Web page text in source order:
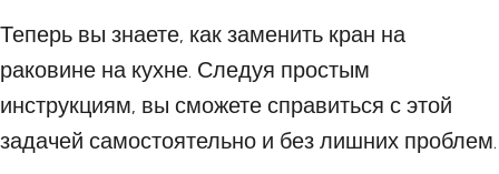
Теперь вы знаете, как заменить кран на
раковине на кухне. Следуя простым
инструкциям, вы сможете справиться с этой
задачей самостоятельно и без лишних проблем.